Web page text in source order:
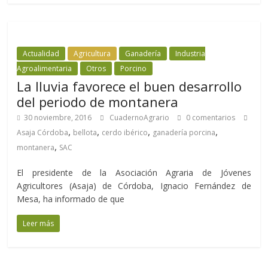
Actualidad Agricultura Ganadería
Industria
Agroalimentaria
Otros Porcino
La lluvia favorece el buen desarrollo
del periodo de montanera
30 noviembre, 2016 CuadernoAgrario
0 comentarios
Asaja Córdoba, bellota, cerdo ibérico, ganadería porcina,
montanera, SAC
El presidente de la Asociación Agraria de Jóvenes
Agricultores (Asaja) de Córdoba, Ignacio Fernández de
Mesa, ha informado de que
Leer más